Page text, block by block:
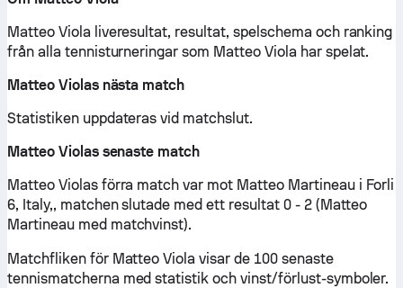
Matteo Viola liveresultat, resultat, spelschema och ranking
från alla tennisturneringar som Matteo Viola har spelat.
Matteo Violas nästa match
Statistiken uppdateras vid matchslut.
Matteo Violas senaste match
Matteo Violas förra match var mot Matteo Martineau i Forli
6, Italy,, matchen slutade med ett resultat 0 - 2 (Matteo
Martineau med matchvinst).
Matchfliken för Matteo Viola visar de 100 senaste
tennismatcherna med statistik och vinst/förlust-symboler.